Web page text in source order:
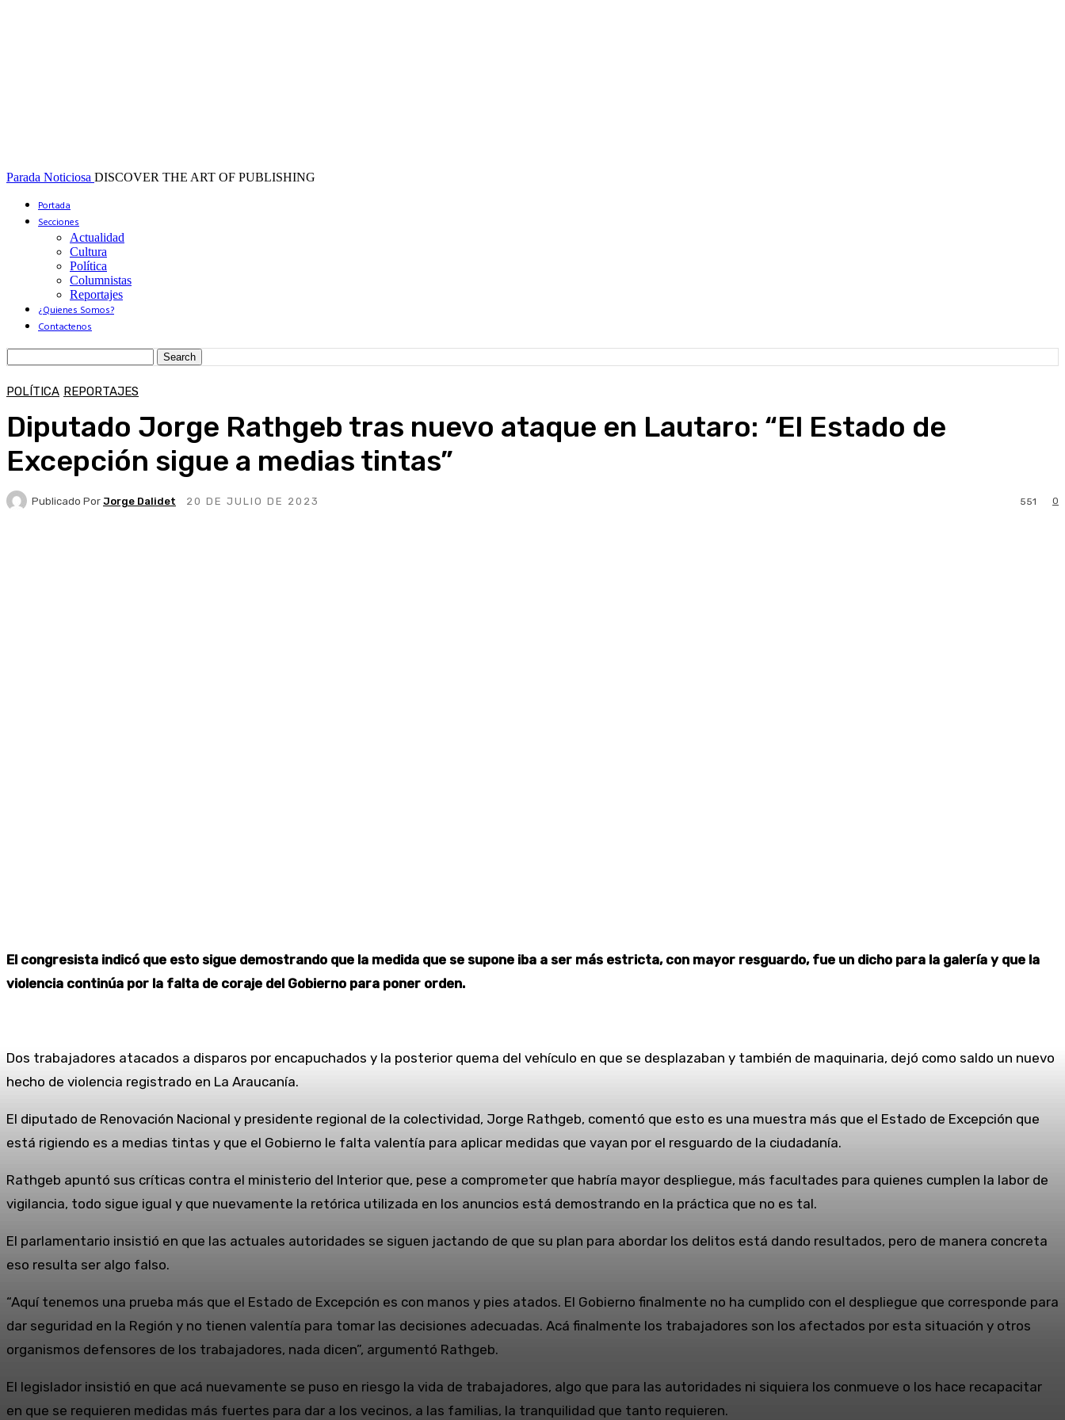
Parada Noticiosa DISCOVER THE ART OF PUBLISHING
Portada
Secciones
Actualidad
Cultura
Política
Columnistas
Reportajes
¿Quienes Somos?
Contactenos
POLÍTICA REPORTAJES
Diputado Jorge Rathgeb tras nuevo ataque en Lautaro: “El Estado de
Excepción sigue a medias tintas”
Publicado Por Jorge Dalidet 20 DE JULIO DE 2023 0
551
El congresista indicó que esto sigue demostrando que la medida que se supone iba a ser más estricta, con mayor resguardo, fue un dicho para la galería y que la
violencia continúa por la falta de coraje del Gobierno para poner orden.
Dos trabajadores atacados a disparos por encapuchados y la posterior quema del vehículo en que se desplazaban y también de maquinaria, dejó como saldo un nuevo
hecho de violencia registrado en La Araucanía.
El diputado de Renovación Nacional y presidente regional de la colectividad, Jorge Rathgeb, comentó que esto es una muestra más que el Estado de Excepción que
está rigiendo es a medias tintas y que el Gobierno le falta valentía para aplicar medidas que vayan por el resguardo de la ciudadanía.
Rathgeb apuntó sus críticas contra el ministerio del Interior que, pese a comprometer que habría mayor despliegue, más facultades para quienes cumplen la labor de
vigilancia, todo sigue igual y que nuevamente la retórica utilizada en los anuncios está demostrando en la práctica que no es tal.
El parlamentario insistió en que las actuales autoridades se siguen jactando de que su plan para abordar los delitos está dando resultados, pero de manera concreta
eso resulta ser algo falso.
“Aquí tenemos una prueba más que el Estado de Excepción es con manos y pies atados. El Gobierno finalmente no ha cumplido con el despliegue que corresponde para
dar seguridad en la Región y no tienen valentía para tomar las decisiones adecuadas. Acá finalmente los trabajadores son los afectados por esta situación y otros
organismos defensores de los trabajadores, nada dicen”, argumentó Rathgeb.
El legislador insistió en que acá nuevamente se puso en riesgo la vida de trabajadores, algo que para las autoridades ni siquiera los conmueve o los hace recapacitar
en que se requieren medidas más fuertes para dar a los vecinos, a las familias, la tranquilidad que tanto requieren.